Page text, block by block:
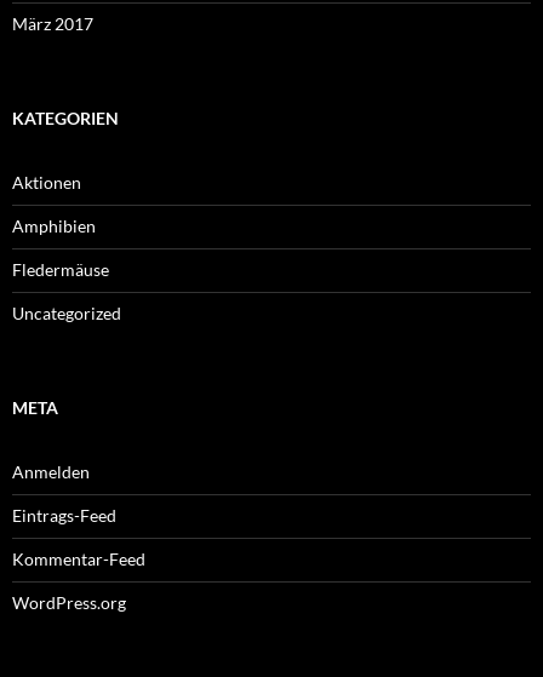
März 2017
KATEGORIEN
Aktionen
Amphibien
Fledermäuse
Uncategorized
META
Anmelden
Eintrags-Feed
Kommentar-Feed
WordPress.org